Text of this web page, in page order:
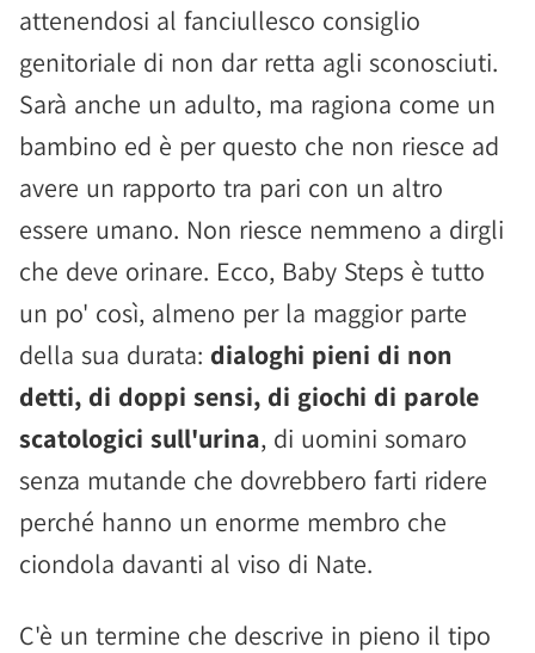
attenendosi al fanciullesco consiglio
genitoriale di non dar retta agli sconosciuti.
Sarà anche un adulto, ma ragiona come un
bambino ed è per questo che non riesce ad
avere un rapporto tra pari con un altro
essere umano. Non riesce nemmeno a dirgli
che deve orinare. Ecco, Baby Steps è tutto
un po' così, almeno per la maggior parte
della sua durata: dialoghi pieni di non
detti, di doppi sensi, di giochi di parole
scatologici sull'urina, di uomini somaro
senza mutande che dovrebbero farti ridere
perché hanno un enorme membro che
ciondola davanti al viso di Nate.
C'è un termine che descrive in pieno il tipo